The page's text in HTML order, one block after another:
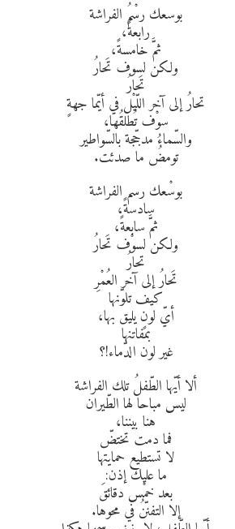
بوسعك رسْمُ الفراشة
رابعةً،
ثمَّ خامسةً،
ولكن لسوف تَحارُ
تَحارُ
تحارُ إلى آخر اللّيْل في أيّما جهةٍ
سوْف تُطلقُها،
والسّماءُ مدجّجة بالسّواطير
تومضُ ما صدئت.
بوسْعك رسم الفراشة
سادسةً،
ثمَّ سابعةً،
ولكن لسوْف تَحارُ
تحارُ
تَحارُ إلى آخر العُمْرِ
كيف تلوّنها
أيّ لونٍ يليق بها،
بمفاتنها
غير لون الدّماء!؟
ألا أيّها الطّفلُ تلك الفراشة
ليس مباحا لها الطّيران
هنا بيننا،
فما دمت تختضّ
لا تستطيع حمايتها
ما عليك إذن:
بعد خمْس دقائقَ
إلا التفنّنُ في محوها.